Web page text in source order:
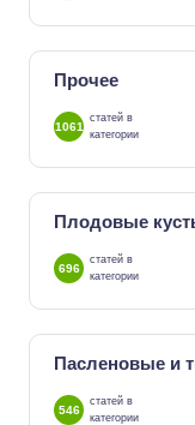
Прочее
1061
статей в
категории
Плодовые
696
статей в
категории
Пасленовые и
546
статей в
категории